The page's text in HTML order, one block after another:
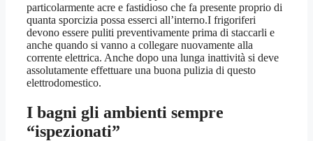
particolarmente acre e fastidioso che fa presente proprio di
quanta sporcizia possa esserci all’interno.I frigoriferi
devono essere puliti preventivamente prima di staccarli e
anche quando si vanno a collegare nuovamente alla
corrente elettrica. Anche dopo una lunga inattività si deve
assolutamente effettuare una buona pulizia di questo
elettrodomestico.
I bagni gli ambienti sempre
“ispezionati”